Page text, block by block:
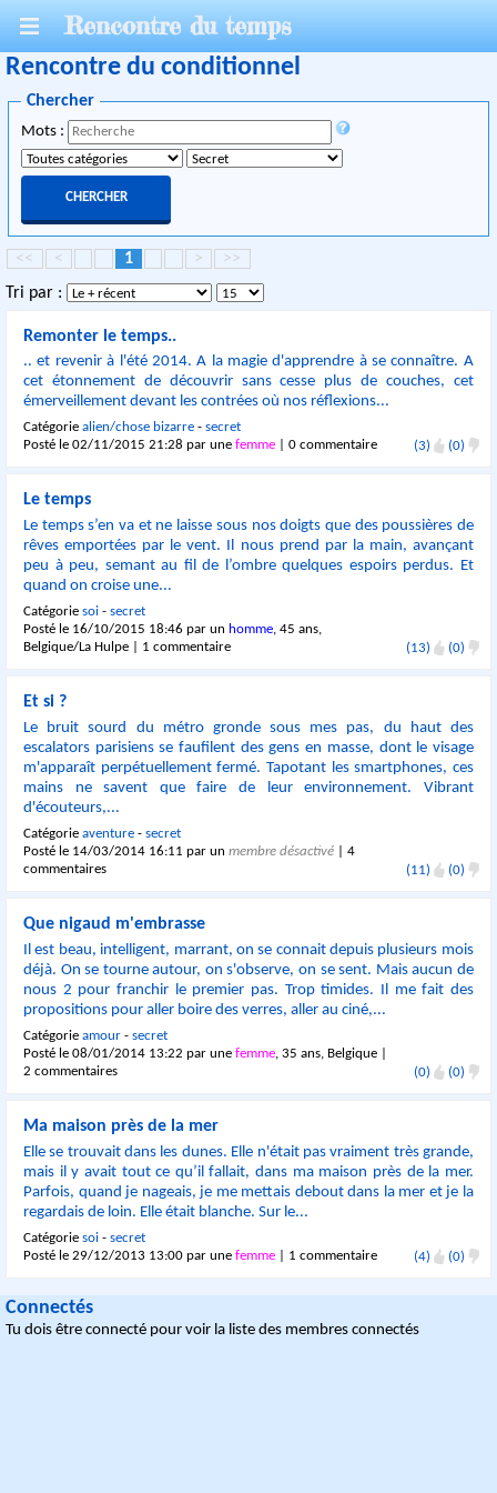
Rencontre du temps
Rencontre du conditionnel
Chercher
Mots :
<< < 1 >
>>
Tri par :
Remonter le temps..
.. et revenir à l'été 2014. A la magie d'apprendre à se connaître. A
cet étonnement de découvrir sans cesse plus de couches, cet
émerveillement devant les contrées où nos réflexions...
Catégoriealien/chose bizarre -secret
Posté le 02/11/2015 21:28 par unefemme |0 commentaire (3) (0)
Le temps
Le temps s’en va et ne laisse sous nos doigts que des poussières de
rêves emportées par le vent. Il nous prend par la main, avançant
peu à peu, semant au fil de l’ombre quelques espoirs perdus. Et
quand on croise une...
Catégoriesoi -secret
Posté le 16/10/2015 18:46 par un homme, 45 ans,
Belgique/La Hulpe | 1 commentaire (13) (0)
Et si ?
Le bruit sourd du métro gronde sous mes pas, du haut des
escalators parisiens se faufilent des gens en masse, dont le visage
m'apparaît perpétuellement fermé. Tapotant les smartphones, ces
mains ne savent que faire de leur environnement. Vibrant
d'écouteurs,...
Catégorieaventure -secret
Posté le 14/03/2014 16:11 par unmembre désactivé |4
commentaires
(11) (0)
Que nigaud m'embrasse
Il est beau, intelligent, marrant, on se connait depuis plusieurs mois
déjà. On se tourne autour, on s'observe, on se sent. Mais aucun de
nous 2 pour franchir le premier pas. Trop timides. Il me fait des
propositions pour aller boire des verres, aller au ciné,...
Catégorieamour -secret
Posté le 08/01/2014 13:22 par unefemme, 35 ans, Belgique |
2 commentaires
(0) (0)
Ma maison près de la mer
Elle se trouvait dans les dunes. Elle n'était pas vraiment très grande,
mais il y avait tout ce qu’il fallait, dans ma maison près de la mer.
Parfois, quand je nageais, je me mettais debout dans la mer et je la
regardais de loin. Elle était blanche. Sur le...
Catégoriesoi -secret
Posté le 29/12/2013 13:00 par unefemme 1 commentaire (4) (0)
Connectés
Tu dois être connecté pour voir la liste des membres connectés